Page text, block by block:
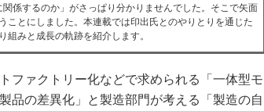
係するのか」がさっぱり分かりませんでした。そこで矢面
ことにしました。本連載では印出氏とのやりとりを通じた
みと成長の軌跡を紹介します。
ファクトリー化などで求められる「一体型モ
品の差異化」と製造部門が考える「製造の自